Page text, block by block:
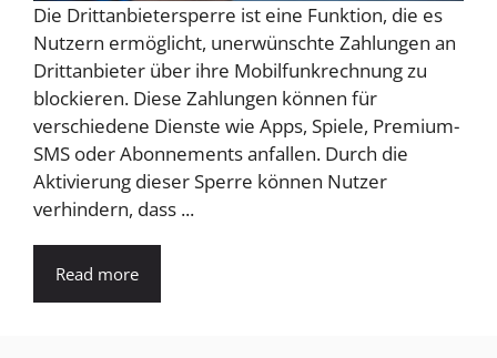
Die Drittanbietersperre ist eine Funktion, die es
Nutzern ermöglicht, unerwünschte Zahlungen an
Drittanbieter über ihre Mobilfunkrechnung zu
blockieren. Diese Zahlungen können für
verschiedene Dienste wie Apps, Spiele, Premium-
SMS oder Abonnements anfallen. Durch die
Aktivierung dieser Sperre können Nutzer
verhindern, dass ...
Read more